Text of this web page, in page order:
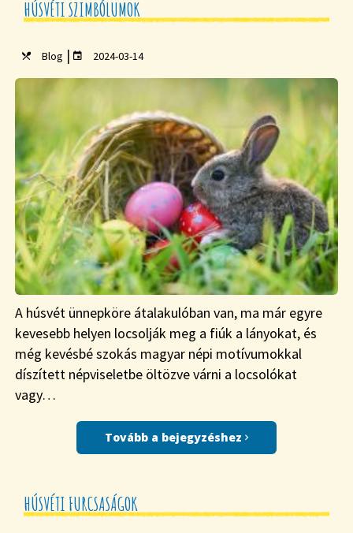
HÚSVÉTI SZIMBÓLUMOK
Blog | 2024-03-14
A húsvét ünnepköre átalakulóban van, ma már egyre
kevesebb helyen locsolják meg a fiúk a lányokat, és
még kevésbé szokás magyar népi motívumokkal
díszített népviseletbe öltözve várni a locsolókat
vagy…
Tovább a bejegyzéshez
HÚSVÉTI FURCSASÁGOK